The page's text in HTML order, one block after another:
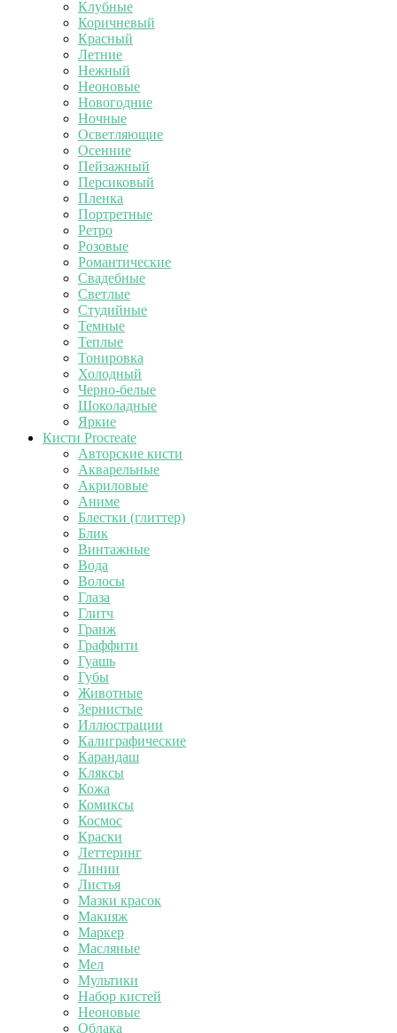
Клубные
Коричневый
Красный
Летние
Нежный
Неоновые
Новогодние
Ночные
Осветляющие
Осенние
Пейзажный
Персиковый
Пленка
Портретные
Ретро
Розовые
Романтические
Свадебные
Светлые
Студийные
Темные
Теплые
Тонировка
Холодный
Черно-белые
Шоколадные
Яркие
Кисти Procreate
Авторские кисти
Акварельные
Акриловые
Аниме
Блестки (глиттер)
Блик
Винтажные
Вода
Волосы
Глаза
Глитч
Гранж
Граффити
Гуашь
Губы
Животные
Зернистые
Иллюстрации
Калиграфические
Карандаш
Кляксы
Кожа
Комиксы
Космос
Краски
Леттеринг
Линии
Листья
Мазки красок
Макияж
Маркер
Масляные
Мел
Мультики
Набор кистей
Неоновые
Облака